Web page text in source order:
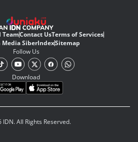
Contact UsTerms of Services
Media SiberIndexSitemap
Follow Us
Download
All Rights Reserved.